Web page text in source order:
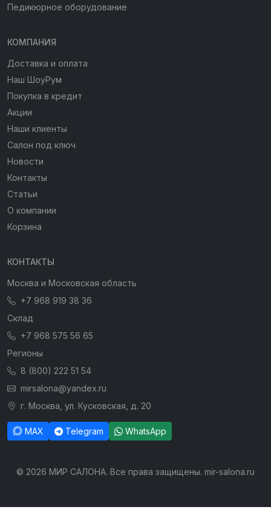
Педикюрное оборудование
КОМПАНИЯ
Доставка и оплата
Наш ШоуРум
Покупка в кредит
Акции
Наши клиенты
Салон под ключ
Новости
Контакты
Статьи
О компании
Корзина
КОНТАКТЫ
Москва и Московская область
+7 968 919 38 36
Склад
+7 968 575 56 65
Регионы
8 (800) 222 51 54
mirsalona@yandex.ru
г. Москва, ул. Кусковская, д. 20
MAX Telegram WhatsApp
© 2026 МИР САЛОНА. Все права защищены. mir-salona.ru